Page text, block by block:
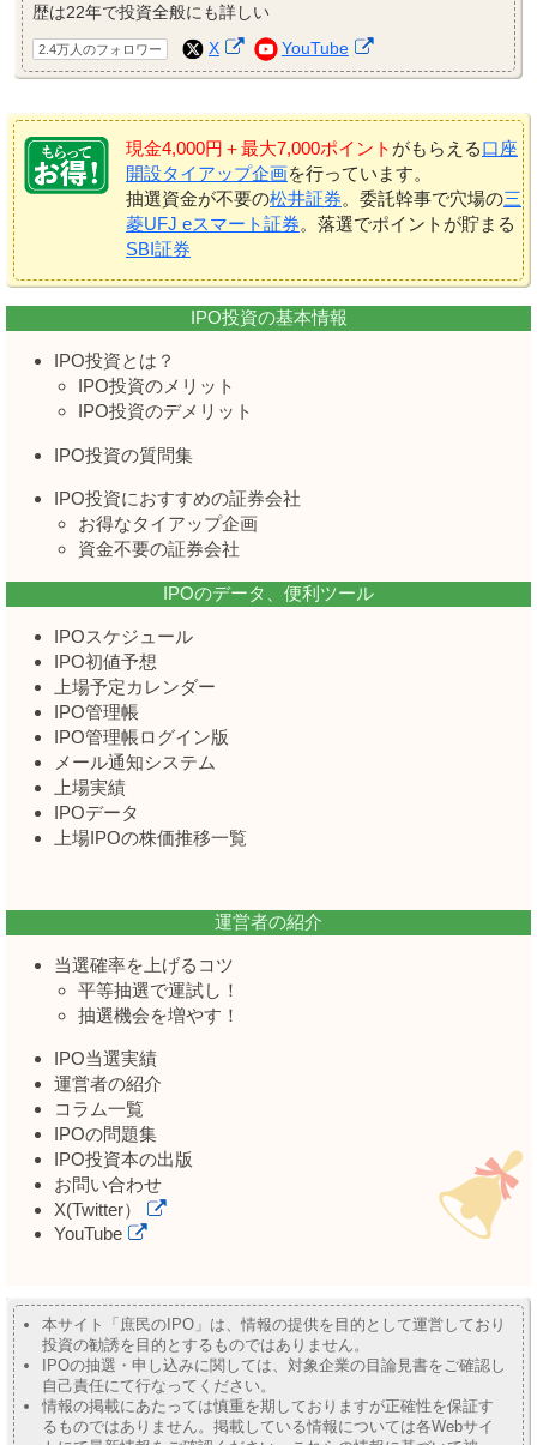
歴は22年で投資全般にも詳しい
2.4万人のフォロワー X YouTube
現金4,000円＋最大7,000ポイント がもらえる口座
開設タイアップ企画を行っています。
抽選資金が不要の松井証券。委託幹事で穴場の三
菱UFJ eスマート証券。落選でポイントが貯まる
SBI証券
IPO投資の基本情報
IPO投資とは？
IPO投資のメリット
IPO投資のデメリット
IPO投資の質問集
IPO投資におすすめの証券会社
お得なタイアップ企画
資金不要の証券会社
IPOのデータ、便利ツール
IPOスケジュール
IPO初値予想
上場予定カレンダー
IPO管理帳
IPO管理帳ログイン版
メール通知システム
上場実績
IPOデータ
上場IPOの株価推移一覧
運営者の紹介
当選確率を上げるコツ
平等抽選で運試し！
抽選機会を増やす！
IPO当選実績
運営者の紹介
コラム一覧
IPOの問題集
IPO投資本の出版
お問い合わせ
X(Twitter）
YouTube
本サイト「庶民のIPO」は、情報の提供を目的として運営しており
投資の勧誘を目的とするものではありません。
IPOの抽選・申し込みに関しては、対象企業の目論見書をご確認し
自己責任にて行なってください。
情報の掲載にあたっては慎重を期しておりますが正確性を保証す
るものではありません。掲載している情報については各Webサイ